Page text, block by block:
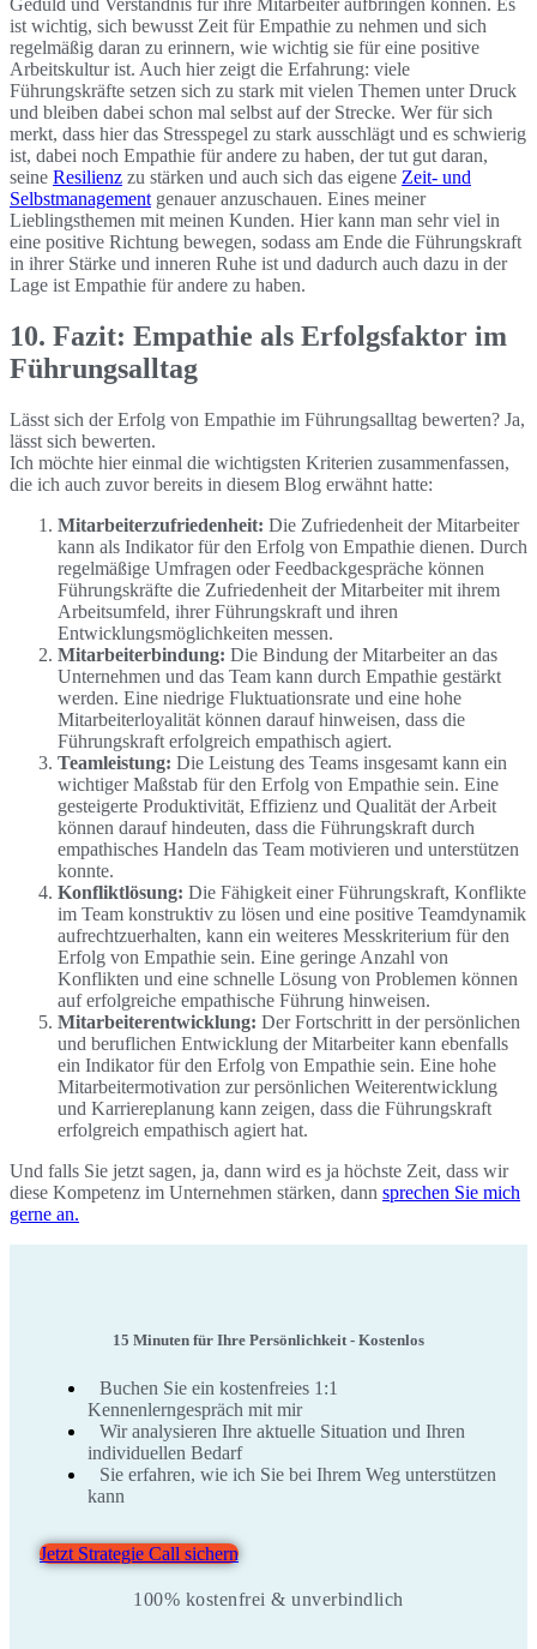
Geduld und Verständnis für ihre Mitarbeiter aufbringen können. Es
ist wichtig, sich bewusst Zeit für Empathie zu nehmen und sich
regelmäßig daran zu erinnern, wie wichtig sie für eine positive
Arbeitskultur ist. Auch hier zeigt die Erfahrung: viele
Führungskräfte setzen sich zu stark mit vielen Themen unter Druck
und bleiben dabei schon mal selbst auf der Strecke. Wer für sich
merkt, dass hier das Stresspegel zu stark ausschlägt und es schwierig
ist, dabei noch Empathie für andere zu haben, der tut gut daran,
seine Resilienz zu stärken und auch sich das eigene Zeit- und
Selbstmanagementgenauer anzuschauen. Eines meiner
Lieblingsthemen mit meinen Kunden. Hier kann man sehr viel in
eine positive Richtung bewegen, sodass am Ende die Führungskraft
in ihrer Stärke und inneren Ruhe ist und dadurch auch dazu in der
Lage ist Empathie für andere zu haben.
10. Fazit: Empathie als Erfolgsfaktor im
Führungsalltag
Lässt sich der Erfolg von Empathie im Führungsalltag bewerten? Ja,
lässt sich bewerten.
Ich möchte hier einmal die wichtigsten Kriterien zusammenfassen,
die ich auch zuvor bereits in diesem Blog erwähnt hatte:
Mitarbeiterzufriedenheit: Die Zufriedenheit der Mitarbeiter
kann als Indikator für den Erfolg von Empathie dienen. Durch
regelmäßige Umfragen oder Feedbackgespräche können
Führungskräfte die Zufriedenheit der Mitarbeiter mit ihrem
Arbeitsumfeld, ihrer Führungskraft und ihren
Entwicklungsmöglichkeiten messen.
Mitarbeiterbindung: Die Bindung der Mitarbeiter an das
Unternehmen und das Team kann durch Empathie gestärkt
werden. Eine niedrige Fluktuationsrate und eine hohe
Mitarbeiterloyalität können darauf hinweisen, dass die
Führungskraft erfolgreich empathisch agiert.
Teamleistung: Die Leistung des Teams insgesamt kann ein
wichtiger Maßstab für den Erfolg von Empathie sein. Eine
gesteigerte Produktivität, Effizienz und Qualität der Arbeit
können darauf hindeuten, dass die Führungskraft durch
empathisches Handeln das Team motivieren und unterstützen
konnte.
Konfliktlösung: Die Fähigkeit einer Führungskraft, Konflikte
im Team konstruktiv zu lösen und eine positive Teamdynamik
aufrechtzuerhalten, kann ein weiteres Messkriterium für den
Erfolg von Empathie sein. Eine geringe Anzahl von
Konflikten und eine schnelle Lösung von Problemen können
auf erfolgreiche empathische Führung hinweisen.
Mitarbeiterentwicklung: Der Fortschritt in der persönlichen
und beruflichen Entwicklung der Mitarbeiter kann ebenfalls
ein Indikator für den Erfolg von Empathie sein. Eine hohe
Mitarbeitermotivation zur persönlichen Weiterentwicklung
und Karriereplanung kann zeigen, dass die Führungskraft
erfolgreich empathisch agiert hat.
Und falls Sie jetzt sagen, ja, dann wird es ja höchste Zeit, dass wir
diese Kompetenz im Unternehmen stärken, dann sprechen Sie mich
gerne an.
15 Minuten für Ihre Persönlichkeit - Kostenlos
Buchen Sie ein kostenfreies 1:1
Kennenlerngespräch mit mir
Wir analysieren Ihre aktuelle Situation und Ihren
individuellen Bedarf
Sie erfahren, wie ich Sie bei Ihrem Weg unterstützen
kann
Jetzt Strategie Call sichern
100% kostenfrei & unverbindlich